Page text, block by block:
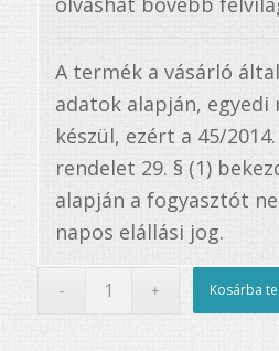
A termék a vásárló
adatok alapján, egyedi
készül, ezért a 45/
rendelet 29. § (1)
alapján a fogyasztót
napos elállási jog.
Kosárba